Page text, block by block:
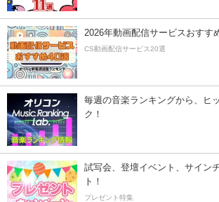
2026年動画配信サービスおすす
CS動画配信サービス20選
毎週の音楽ランキングから、ヒ
ク！
試写会、登壇イベント、サイン
ト！
プレゼント特集